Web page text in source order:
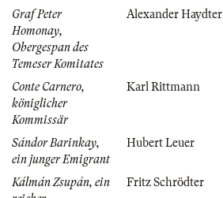
Graf Peter
Homonay,
Obergespan des
Temeser Komitates
Alexander Haydter
Conte Carnero,
königlicher
Kommissär
Karl Rittmann
Sándor Barinkay,
ein junger Emigrant
Hubert Leuer
Kálmán Zsupán, ein
Fritz Schrödter